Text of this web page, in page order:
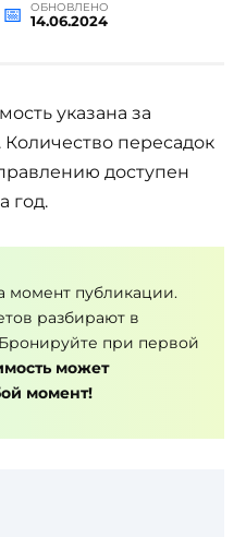
ОБНОВЛЕНО
14.06.2024
указана за
Количество пересадок
доступен
год.
момент публикации.
разбирают в
при первой
может
момент!